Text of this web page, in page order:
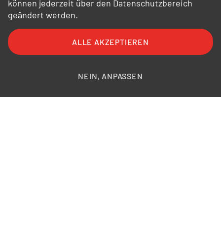
FAQ AGB AEB Datenschutz Impressum
können jederzeit über den Datenschutzbereich
geändert werden.
ALLE AKZEPTIEREN
NEIN, ANPASSEN